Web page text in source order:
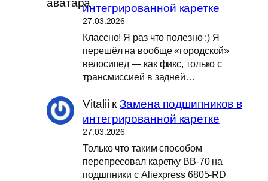
интегрированной каретке
27.03.2026
Классно! Я раз что полезно :) Я
перешёл на вообще «городской»
велосипед — как фикс, только с
трансмиссией в задней…
Vitalii кЗамена подшипников в
интегрированной каретке
27.03.2026
Только что таким способом
перепресовал каретку BB-70 на
подшпники с Aliexpress 6805-RD